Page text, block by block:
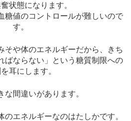
状態になります。
糖値のコントロールが難しいので
す。
そや体のエネルギーだから、きち
ばならない」という糖質制限への
耳にします。
な間違いがあります。
のエネルギーなのはたしかです。